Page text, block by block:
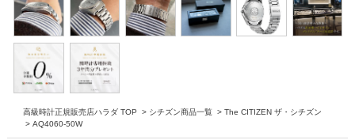
高級時計正規販売店ハラダ TOP > シチズン商品一覧 > The CITIZEN ザ・シチズン
> AQ4060-50W